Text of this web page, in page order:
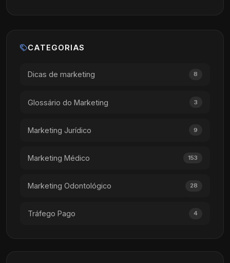
CATEGORIAS
Dicas de marketing 8
Glossário do Marketing 3
Marketing Jurídico 9
Marketing Médico 153
Marketing Odontológico 28
Tráfego Pago 4